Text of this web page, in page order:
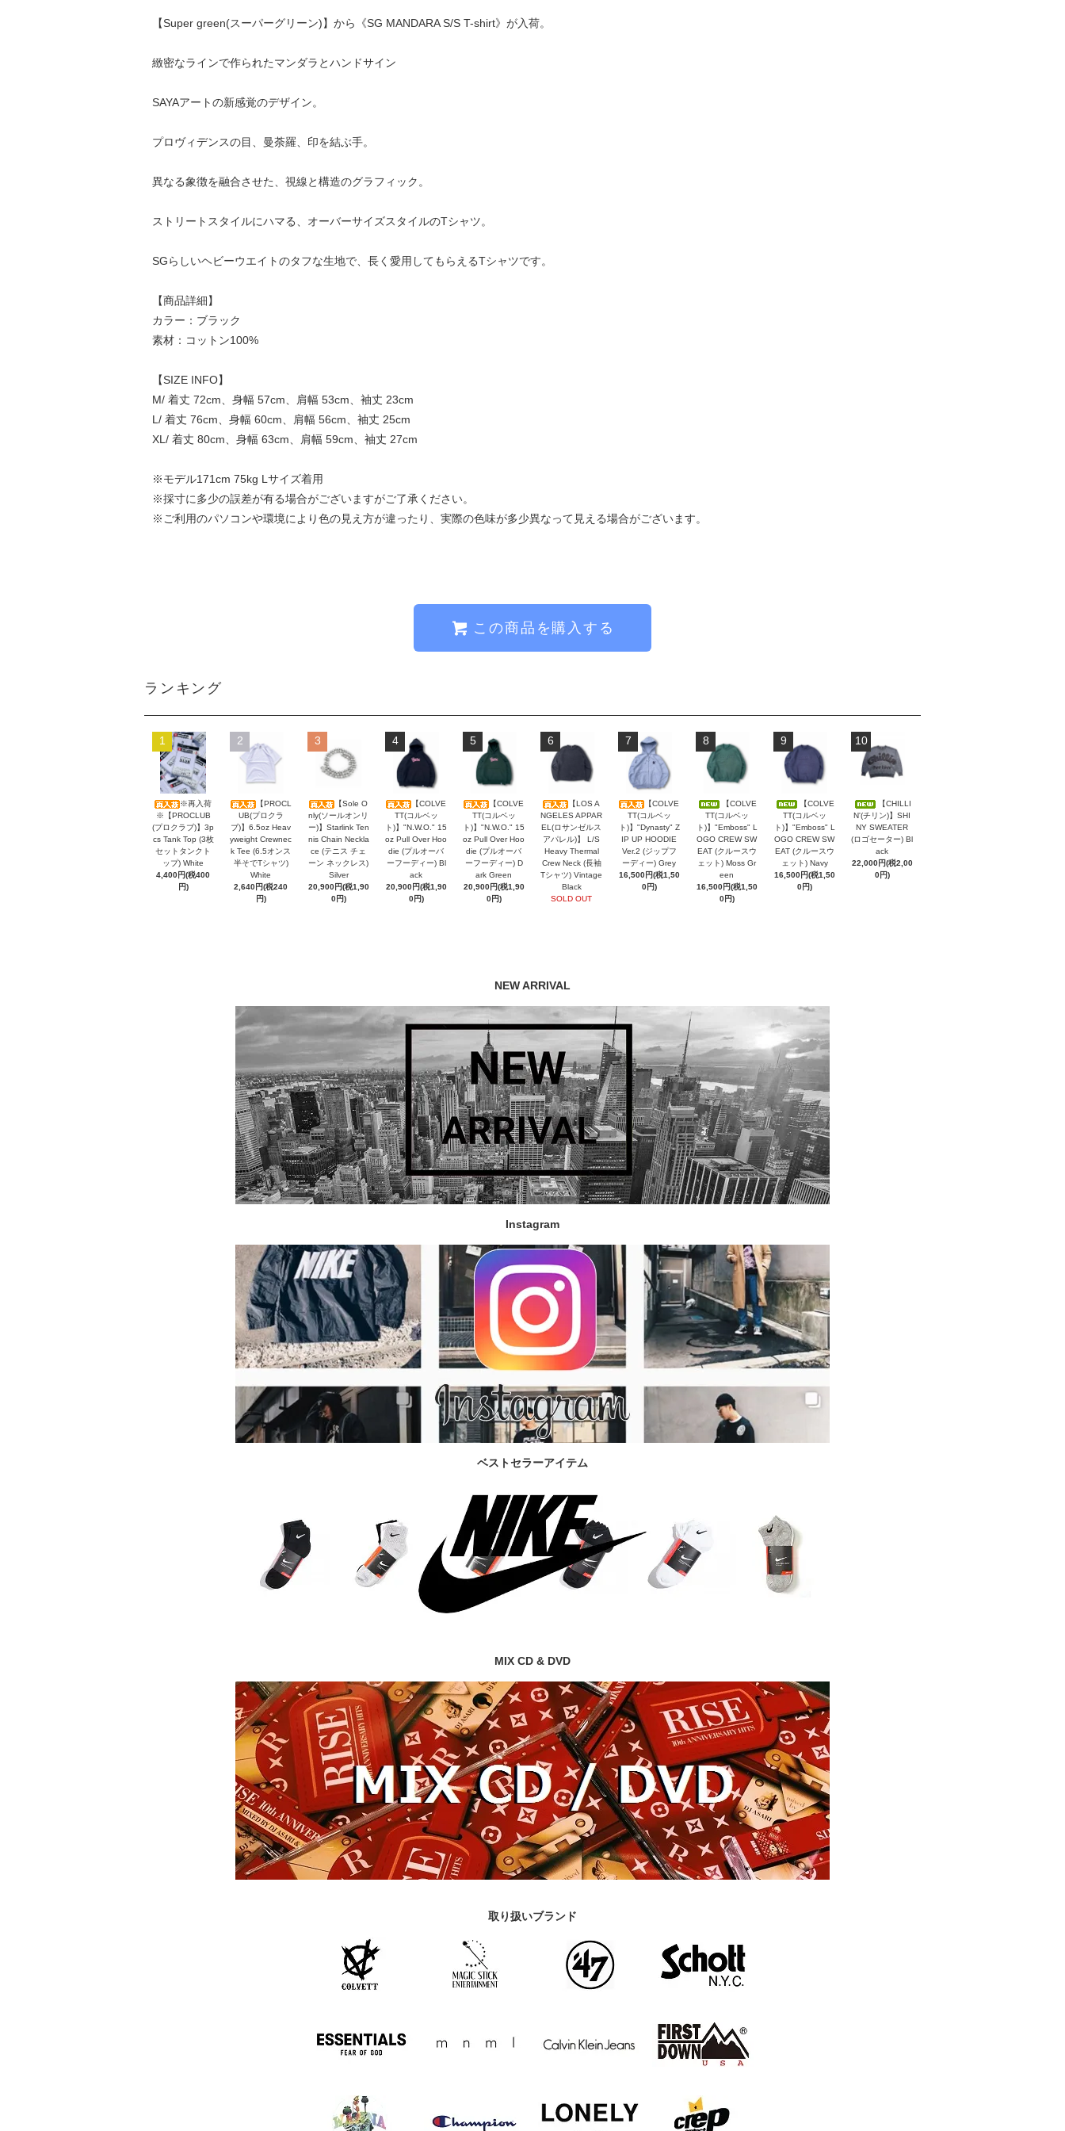
【Super green(スーパーグリーン)】から《SG MANDARA S/S T-shirt》が入荷。
緻密なラインで作られたマンダラとハンドサイン
SAYAアートの新感覚のデザイン。
プロヴィデンスの目、曼荼羅、印を結ぶ手。
異なる象徴を融合させた、視線と構造のグラフィック。
ストリートスタイルにハマる、オーバーサイズスタイルのTシャツ。
SGらしいヘビーウエイトのタフな生地で、長く愛用してもらえるTシャツです。
【商品詳細】
カラー：ブラック
素材：コットン100%
【SIZE INFO】
M/ 着丈 72cm、身幅 57cm、肩幅 53cm、袖丈 23cm
L/ 着丈 76cm、身幅 60cm、肩幅 56cm、袖丈 25cm
XL/ 着丈 80cm、身幅 63cm、肩幅 59cm、袖丈 27cm
※モデル171cm 75kg Lサイズ着用
※採寸に多少の誤差が有る場合がございますがご了承ください。
※ご利用のパソコンや環境により色の見え方が違ったり、実際の色味が多少異なって見える場合がございます。
この商品を購入する
ランキング
1
※再入荷
※【PROCLUB
(プロクラブ)】3p
cs Tank Top (3枚
セットタンクト
ップ) White
4,400円(税400
円)
2
【PROCL
UB(プロクラ
ブ)】6.5oz Heav
yweight Crewnec
k Tee (6.5オンス
半そでTシャツ)
White
2,640円(税240
円)
3
【Sole O
nly(ソールオンリ
ー)】Starlink Ten
nis Chain Neckla
ce (テニス チェ
ーン ネックレス)
Silver
20,900円(税1,90
0円)
4
【COLVE
TT(コルベッ
ト)】"N.W.O." 15
oz Pull Over Hoo
die (プルオーバ
ーフーディー) Bl
ack
20,900円(税1,90
0円)
5
【COLVE
TT(コルベッ
ト)】"N.W.O." 15
oz Pull Over Hoo
die (プルオーバ
ーフーディー) D
ark Green
20,900円(税1,90
0円)
6
【LOS A
NGELES APPAR
EL(ロサンゼルス
アパレル)】 L/S
Heavy Thermal
Crew Neck (長袖
Tシャツ) Vintage
Black
SOLD OUT
7
【COLVE
TT(コルベッ
ト)】"Dynasty" Z
IP UP HOODIE
Ver.2 (ジップフ
ーディー) Grey
16,500円(税1,50
0円)
8
【COLVE
TT(コルベッ
ト)】"Emboss" L
OGO CREW SW
EAT (クルースウ
ェット) Moss Gr
een
16,500円(税1,50
0円)
9
【COLVE
TT(コルベッ
ト)】"Emboss" L
OGO CREW SW
EAT (クルースウ
ェット) Navy
16,500円(税1,50
0円)
10
【CHILLI
N'(チリン)】SHI
NY SWEATER
(ロゴセーター) Bl
ack
22,000円(税2,00
0円)
NEW ARRIVAL
Instagram
ベストセラーアイテム
MIX CD & DVD
取り扱いブランド